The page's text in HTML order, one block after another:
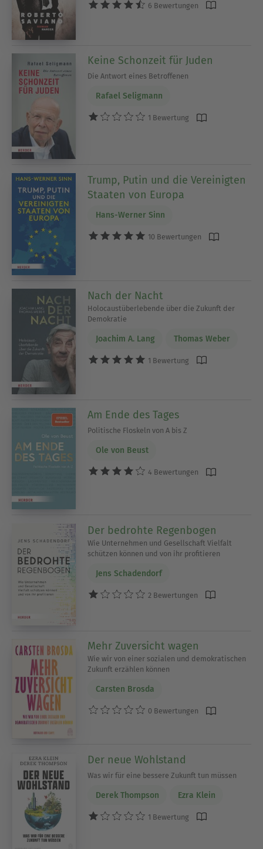
6 Bewertungen
Keine Schonzeit für Juden
Die Antwort eines Betroffenen
Rafael Seligmann
1 Bewertung
Trump, Putin und die Vereinigten
Staaten von Europa
Hans-Werner Sinn
10 Bewertungen
Nach der Nacht
Holocaustüberlebende über die Zukunft der
Demokratie
Joachim A. Lang Thomas Weber
1 Bewertung
Am Ende des Tages
Politische Floskeln von A bis Z
Ole von Beust
4 Bewertungen
Der bedrohte Regenbogen
Wie Unternehmen und Gesellschaft Vielfalt
schützen können und von ihr profitieren
Jens Schadendorf
2 Bewertungen
Mehr Zuversicht wagen
Wie wir von einer sozialen und demokratischen
Zukunft erzählen können
Carsten Brosda
0 Bewertungen
Der neue Wohlstand
Was wir für eine bessere Zukunft tun müssen
Derek Thompson Ezra Klein
1 Bewertung